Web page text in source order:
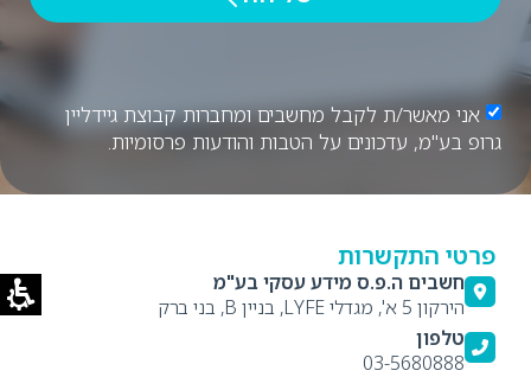
אני מאשר/ת לקבל מחשבים ומחברות קבוצת גיידליין
גרופ בע"מ, עדכונים על הטבות והודעות פרסומיות.
פרטי התקשרות
חשבים ה.פ.ס מידע עסקי בע"מ
הירקון 5 א', מגדלי LYFE, בניין B, בני ברק
טלפון
03-5680888